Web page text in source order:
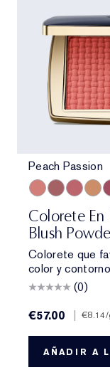
Peach Passion
Colorete En
Blush
Colorete que
color y
(0)
€57.00
€8.14/
AÑADIR A